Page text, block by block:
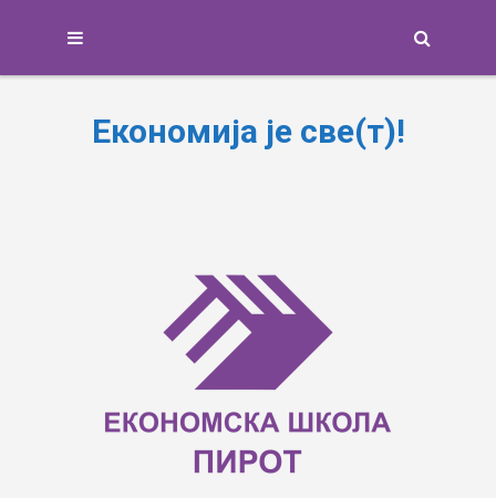
Економија је све(т)!